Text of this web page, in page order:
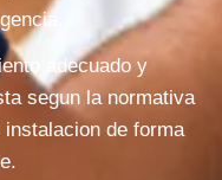
adecuado y
segun la normativa
de forma